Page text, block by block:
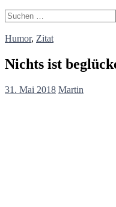
Suchen
nach:
Humor, Zitat
Nichts ist
31. Mai 2018 Martin